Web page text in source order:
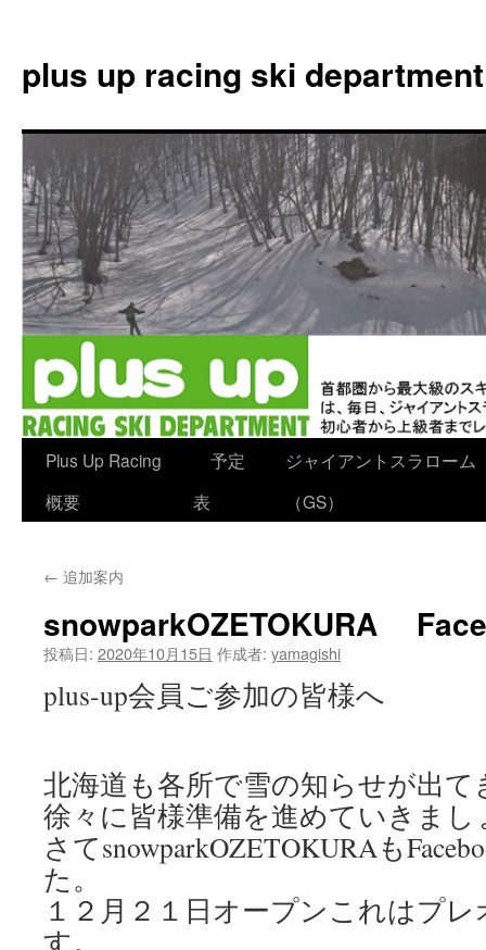
plus up racing ski department
ン
ン
ツ
へ
ス
ッ
Plus Up Racing
概要
予定
表
ジャイアントスラローム
（GS）
← 追加案内
snowparkOZETOKURA
投稿日: 2020年10月15日 作成者: yamagishi
plus-up会員ご参加の皆様へ
北海道も各所で雪の知らせが出
徐々に皆様準備を進めていきまし
さてsnowparkOZETOKURAも
た。
１２月２１日オープンこれはプ
す。